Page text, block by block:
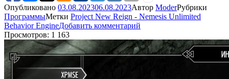
Опубликовано 03.08.202306.08.2023Автор ModerРубрики
ПрограммыМетки Project New Reign - Nemesis Unlimited
Behavior EngineДобавить комментарий
Просмотров: 1 163